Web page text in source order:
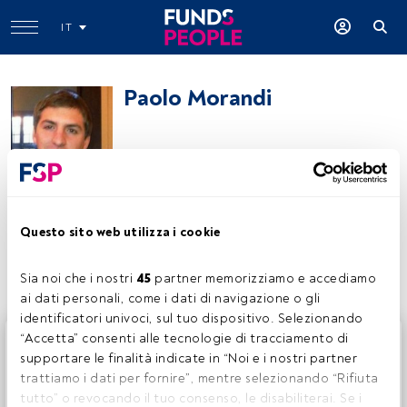
Questo sito web utilizza i cookie
Sia noi che i nostri 45 partner memorizziamo e accediamo
ai dati personali, come i dati di navigazione o gli
identificatori univoci, sul tuo dispositivo. Selezionando
“Accetta” consenti alle tecnologie di tracciamento di
supportare le finalità indicate in “Noi e i nostri partner
trattiamo i dati per fornire”, mentre selezionando “Rifiuta
tutto” o revocando il tuo consenso, le disabiliterai. Se i
IT
Paolo Morandi
Condividi:
Questo è un articolo riservato agli utenti FundsPeople. Se
sei già registrato, accedi tramite il pulsante Login. Se non
hai ancora un account, ti invitiamo a registrarti per scoprire
tutti i contenuti che FundsPeople ha da offrire.